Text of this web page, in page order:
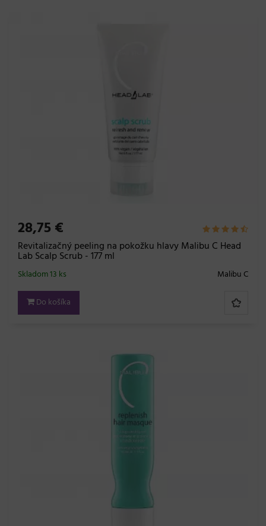
28,75 €
Revitalizačný peeling na pokožku hlavy Malibu C Head
Lab Scalp Scrub - 177 ml
Malibu C
Skladom 13 ks
Do košíka